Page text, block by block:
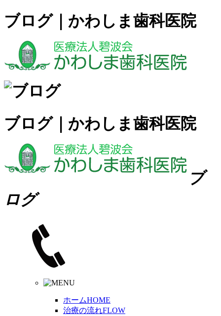
ブログ｜かわしま歯科医院
ブログ｜かわしま歯科医院
ブ
ログ
ホームHOME
治療の流れFLOW